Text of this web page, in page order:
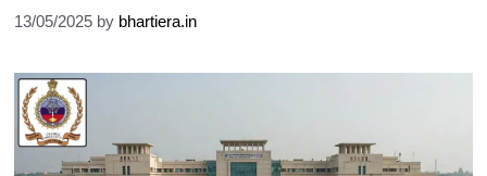
13/05/2025 by bhartiera.in